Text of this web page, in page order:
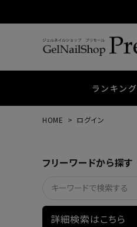
ランキング
ウェービージェル
ネイルマシン
HOME ログイン
フリーワードから探す
詳細検索はこちら